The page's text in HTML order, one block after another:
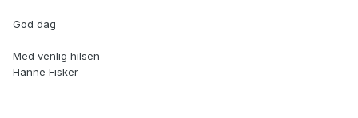
God dag
Med venlig hilsen
Hanne Fisker